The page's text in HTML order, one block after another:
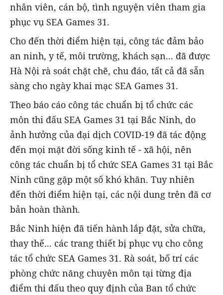
nhân viên, cán bộ, tình nguyện viên tham gia
phục vụ SEA Games 31.
Cho đến thời điểm hiện tại, công tác đảm bảo
an ninh, y tế, môi trường, khách sạn... đã được
Hà Nội rà soát chặt chẽ, chu đáo, tất cả đã sẵn
sàng cho ngày khai mạc SEA Games 31.
Theo báo cáo công tác chuẩn bị tổ chức các
môn thi đấu SEA Games 31 tại Bắc Ninh, do
ảnh hưởng của đại dịch COVID-19 đã tác động
đến mọi mặt đời sống kinh tế - xã hội, nên
công tác chuẩn bị tổ chức SEA Games 31 tại Bắc
Ninh cũng gặp một số khó khăn. Tuy nhiên
đến thời điểm hiện tại, các nội dung trên đã cơ
bản hoàn thành.
Bắc Ninh hiện đã tiến hành lắp đặt, sửa chữa,
thay thế... các trang thiết bị phục vụ cho công
tác tổ chức SEA Games 31. Rà soát, bố trí các
phòng chức năng chuyên môn tại từng địa
điểm thi đấu theo quy định của Ban tổ chức